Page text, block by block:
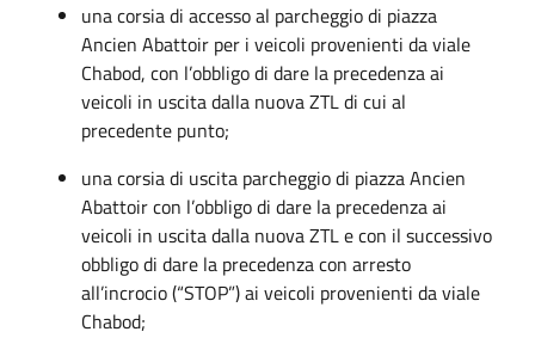
una corsia di accesso al parcheggio di piazza
Ancien Abattoir per i veicoli provenienti da viale
Chabod, con l’obbligo di dare la precedenza ai
veicoli in uscita dalla nuova ZTL di cui al
precedente punto;
una corsia di uscita parcheggio di piazza Ancien
Abattoir con l’obbligo di dare la precedenza ai
veicoli in uscita dalla nuova ZTL e con il successivo
obbligo di dare la precedenza con arresto
all’incrocio (“STOP”) ai veicoli provenienti da viale
Chabod;